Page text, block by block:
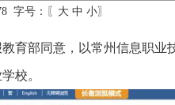
字号：〖 大 中 小〗
育部同意，以常州信息职业
校。